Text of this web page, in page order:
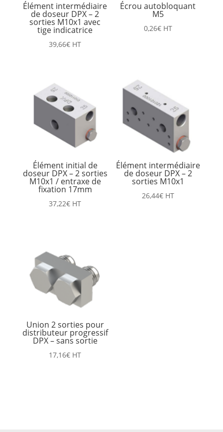
Élément intermédiaire
de doseur DPX – 2
sorties M10x1 avec
tige indicatrice
39,66€ HT
Écrou autobloquant
M5
0,26€ HT
Élément initial de
doseur DPX – 2 sorties
M10x1 / entraxe de
fixation 17mm
37,22€ HT
Élément intermédiaire
de doseur DPX – 2
sorties M10x1
26,44€ HT
Union 2 sorties pour
distributeur progressif
DPX – sans sortie
17,16€ HT